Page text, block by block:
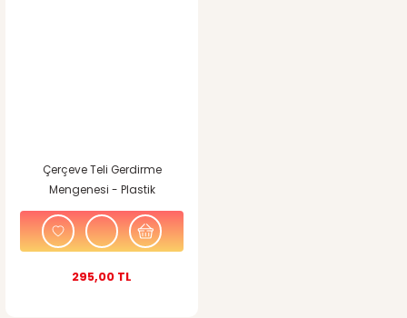
Çerçeve Teli Gerdirme
Mengenesi - Plastik
295,00 TL